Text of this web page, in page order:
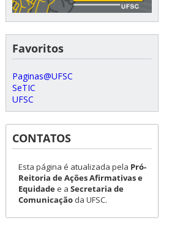
Favoritos
Paginas@UFSC
SeTIC
UFSC
CONTATOS
Esta página é atualizada pela Pró-
Reitoria de Ações Afirmativas e
Equidadee a Secretaria de
Comunicaçãoda UFSC.